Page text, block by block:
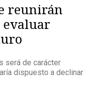
reunirán
evaluar
será de carácter
dispuesto a declinar